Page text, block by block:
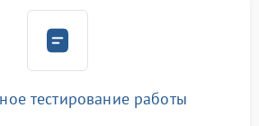
тестирование работы